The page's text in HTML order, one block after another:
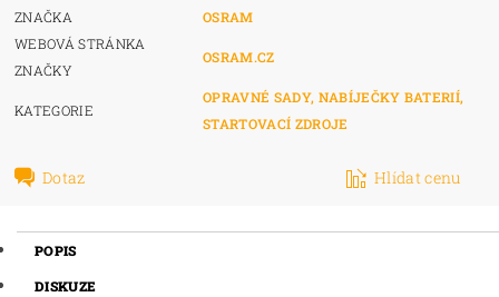
ZNAČKA
OSRAM
WEBOVÁ STRÁNKA
ZNAČKY
OSRAM.CZ
KATEGORIE
OPRAVNÉ SADY, NABÍJEČKY BATERIÍ,
STARTOVACÍ ZDROJE
Dotaz Hlídat cenu
POPIS
DISKUZE